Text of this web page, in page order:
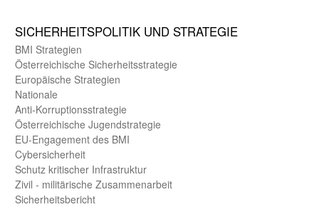
SICHER­HEITS­POLITIK UND STRATEGIE
BMI Strategien
Öster­reichische Sicherheits­strategie
Europäische Strategien
Nationale
Anti-Korruptions­strategie
Öster­reichische Jugend­strategie
EU-Engagement des BMI
Cybersicherheit
Schutz kritischer Infra­struktur
Zivil - militärische Zusammen­arbeit
Sicherheits­bericht